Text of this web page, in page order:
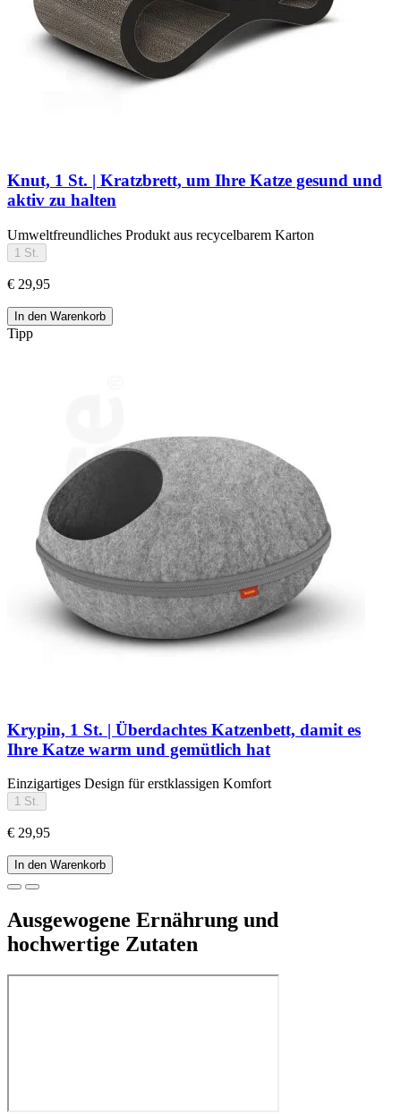
Knut, 1 St. | Kratzbrett, um Ihre Katze gesund und
aktiv zu halten
Umweltfreundliches Produkt aus recycelbarem Karton
1 St.
€ 29,95
In den Warenkorb
Tipp
Krypin, 1 St. | Überdachtes Katzenbett, damit es
Ihre Katze warm und gemütlich hat
Einzigartiges Design für erstklassigen Komfort
1 St.
€ 29,95
In den Warenkorb
Ausgewogene Ernährung und
hochwertige Zutaten